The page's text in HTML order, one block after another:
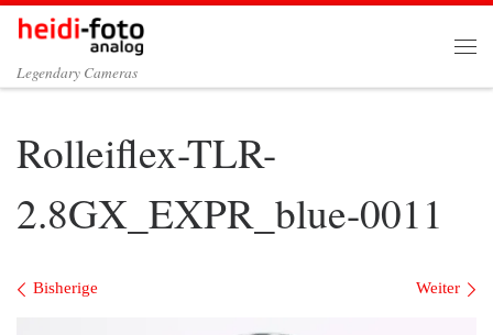
Zum Inhalt springen
Legendary Cameras
Rolleiflex-TLR-
2.8GX_EXPR_blue-0011
Bilder Navigation
Bisherige Weiter